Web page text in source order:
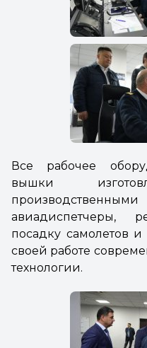
Все рабочее
вышки
авиадиспетчеры,
посадку самолетов и
своей работе
технологии.